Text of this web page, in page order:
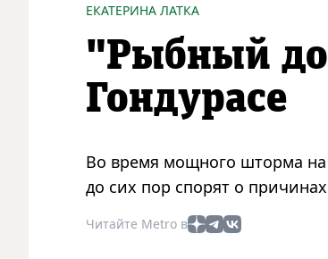
ЕКАТЕРИНА ЛАТКА
"Рыбный
Гондурасе
Во время мощного шторма на
до сих пор спорят о
Читайте Metro в